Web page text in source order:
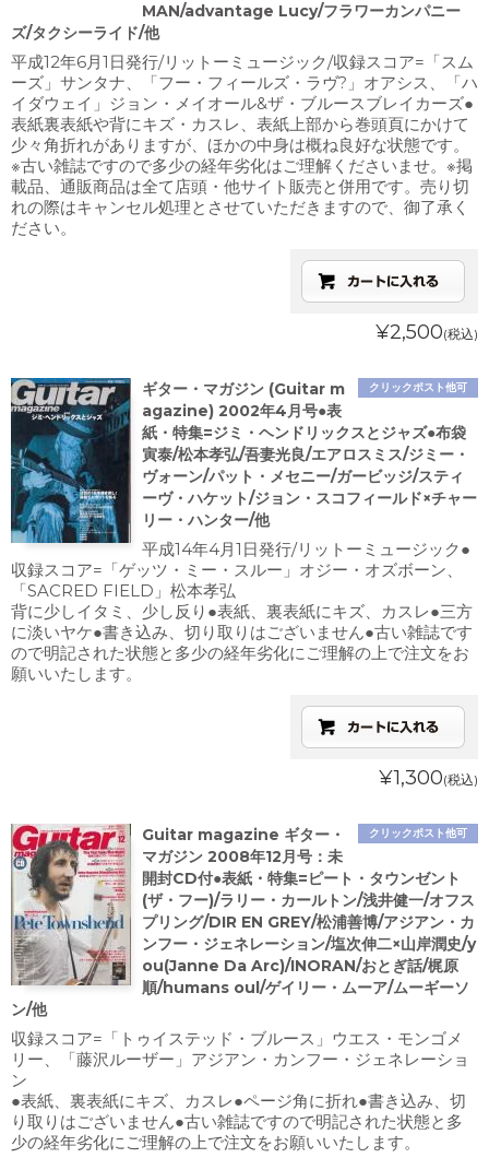
MAN/advantage Lucy/フラワーカンパニー
ズ/タクシーライド/他
平成12年6月1日発行/リットーミュージック/収録スコア=「スム
ーズ」サンタナ、「フー・フィールズ・ラヴ?」オアシス、「ハ
イダウェイ」ジョン・メイオール&ザ・ブルースブレイカーズ●
表紙裏表紙や背にキズ・カスレ、表紙上部から巻頭頁にかけて
少々角折れがありますが、ほかの中身は概ね良好な状態です。
※古い雑誌ですので多少の経年劣化はご理解くださいませ。※掲
載品、通販商品は全て店頭・他サイト販売と併用です。売り切
れの際はキャンセル処理とさせていただきますので、御了承く
ださい。
¥2,500(税込)
クリックポスト他可
ギター・マガジン (Guitar m
agazine) 2002年4月号●表
紙・特集=ジミ・ヘンドリックスとジャズ●布袋
寅泰/松本孝弘/吾妻光良/エアロスミス/ジミー・
ヴォーン/パット・メセニー/ガービッジ/スティ
ーヴ・ハケット/ジョン・スコフィールド×チャー
リー・ハンター/他
平成14年4月1日発行/リットーミュージック●
収録スコア=「ゲッツ・ミー・スルー」オジー・オズボーン、
「SACRED FIELD」松本孝弘
背に少しイタミ、少し反り●表紙、裏表紙にキズ、カスレ●三方
に淡いヤケ●書き込み、切り取りはございません●古い雑誌です
ので明記された状態と多少の経年劣化にご理解の上で注文をお
願いいたします。
¥1,300(税込)
クリックポスト他可
Guitar magazine ギター・
マガジン 2008年12月号：未
開封CD付●表紙・特集=ピート・タウンゼント
(ザ・フー)/ラリー・カールトン/浅井健一/オフス
プリング/DIR EN GREY/松浦善博/アジアン・カ
ンフー・ジェネレーション/塩次伸二×山岸潤史/y
ou(Janne Da Arc)/INORAN/おとぎ話/梶原
順/humans oul/ゲイリー・ムーア/ムーギーソ
ン/他
収録スコア=「トゥイステッド・ブルース」ウエス・モンゴメ
リー、「藤沢ルーザー」アジアン・カンフー・ジェネレーショ
ン
●表紙、裏表紙にキズ、カスレ●ページ角に折れ●書き込み、切
り取りはございません●古い雑誌ですので明記された状態と多
少の経年劣化にご理解の上で注文をお願いいたします。